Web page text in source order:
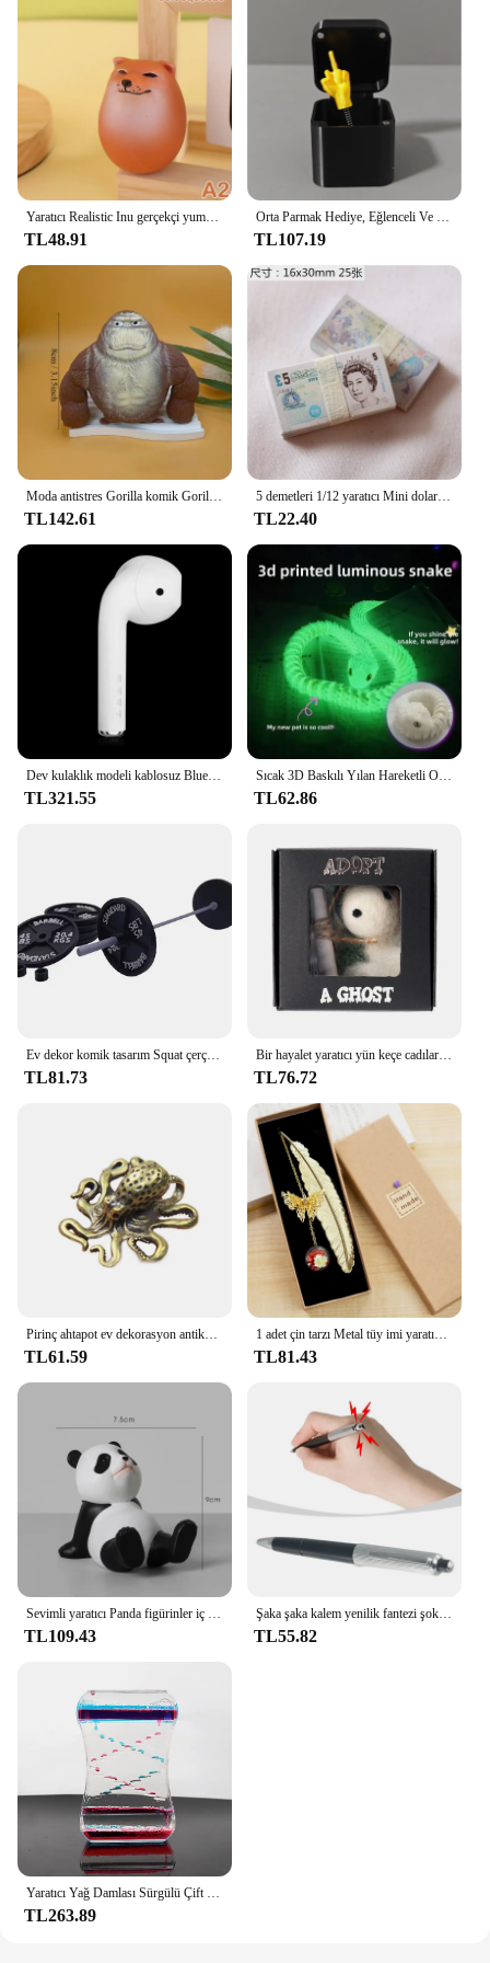
Yaratıcı Realistic Inu gerçekçi yumurta şekli PVC ev ofisleri için masa dekoru köpek ve yumurta birliği süslemeleri eğlenceli yılbaşı hediyeleri
TL48.91
Orta Parmak Hediye, Eğlenceli Ve Yaratıcı Hediye Kutusu, Ofis Masası Dekorasyonu, Ev Dekorasyonu Hediye Kutusu, Prank Stres Giderici Hediye Kutusu
TL107.19
Moda antistres Gorilla komik Gorilla dekompresyon oyuncak bebek dekompresyon yaratıcı oyuncak yıkılmaz yumuşak Gorilla heykeli
TL142.61
5 demetleri 1/12 yaratıcı Mini dolar para minyatür banknot çocuk oyuncakları hediyeler Dollhouse minyatür aksesuarları
TL22.40
Dev kulaklık modeli kablosuz Bluetooth hoparlör kulaklık şekli Stereo müzik çalar yaratıcı hoparlör radyo oynatma soundbar'da
TL321.55
Sıcak 3D Baskılı Yılan Hareketli Ortak Simülasyon Yılan Bebek Yaratıcılar Ev Ofis Masaüstü Dekorasyon 2025 Yeni Yıl Hediye Zanaat Hediye
TL62.86
Ev dekor komik tasarım Squat çerçevesi kalem ekran standı tutucu yaratıcı halter kalem masası depolama organizatör hediyeler ofis süsleme
TL81.73
Bir hayalet yaratıcı yün keçe cadılar bayramı hayalet kart kutusu hediye kabul cadılar bayramı ev dekorasyon küçük kaydırma seti cadılar bayramı dekorasyon
TL76.72
Pirinç ahtapot ev dekorasyon antika bakır hayvan figürleri minyatürleri danışma süs aksesuarları yaratıcı masa çay evcil zanaat
TL61.59
1 adet çin tarzı Metal tüy imi yaratıcı ölümsüz kurutulmuş çiçek kelebek yaprak öğrenci imi öğretmen günü hediyesi
TL81.43
Sevimli yaratıcı Panda figürinler iç evrensel cep cep telefon standı tutucu ev ofis masası dekorasyon telefon tutucular
TL109.43
Şaka şaka kalem yenilik fantezi şok tükenmez kalem çok fonksiyonlu yaratıcı çevre dostu Trick parodi oyuncaklar ofis öğrenciler için
TL55.82
Yaratıcı Yağ Damlası Sürgülü Çift Renkli Sıvı Su Yağ Damlası Kum Saati Spor Kabarcık Dekompresyon Oyuncak Zamanlayıcı Masaüstü Dekorasyon
TL263.89